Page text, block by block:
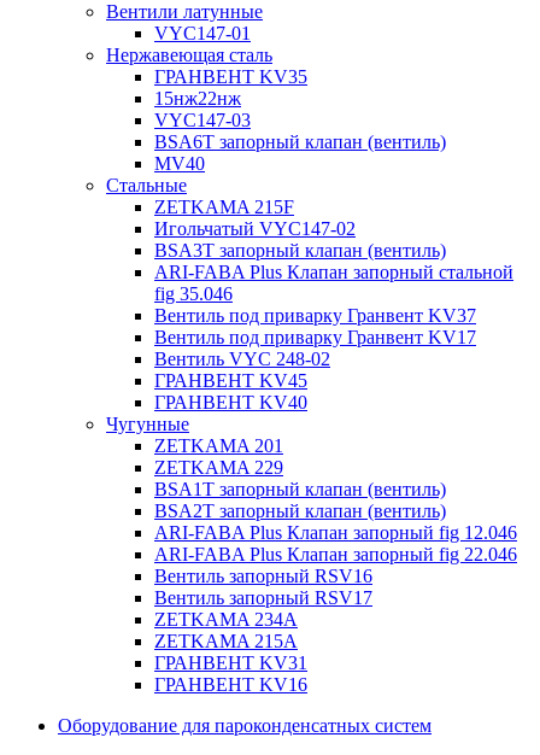
Вентили латунные
VYC147-01
Нержавеющая сталь
ГРАНВЕНТ KV35
15нж22нж
VYC147-03
BSA6T запорный клапан (вентиль)
MV40
Стальные
ZETKAMA 215F
Игольчатый VYC147-02
BSA3T запорный клапан (вентиль)
ARI-FABA Plus Клапан запорный стальной
fig 35.046
Вентиль под приварку Гранвент KV37
Вентиль под приварку Гранвент KV17
Вентиль VYC 248-02
ГРАНВЕНТ KV45
ГРАНВЕНТ KV40
Чугунные
ZETKAMA 201
ZETKAMA 229
BSA1T запорный клапан (вентиль)
BSA2T запорный клапан (вентиль)
ARI-FABA Plus Клапан запорный fig 12.046
ARI-FABA Plus Клапан запорный fig 22.046
Вентиль запорный RSV16
Вентиль запорный RSV17
ZETKAMA 234A
ZETKAMA 215A
ГРАНВЕНТ KV31
ГРАНВЕНТ KV16
Оборудование для пароконденсатных систем